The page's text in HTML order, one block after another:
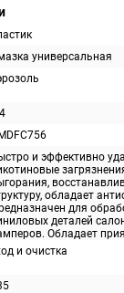
универсальная
и эффективно
обладает
для
деталей
Обладает
и очистка